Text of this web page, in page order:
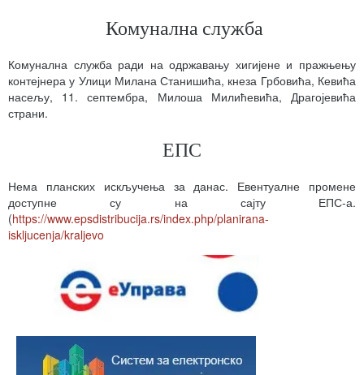
Комунална служба
Комунална служба ради на одржавању хигијене и пражњењу
контејнера у Улици Милана Станишића, кнеза Грбовића, Кевића
насељу, 11. септембра, Милоша Милићевића, Драгојевића
страни.
ЕПС
Нема планских искључења за данас. Евентуалне промене
доступне су на сајту ЕПС-а.
(https://www.epsdistribucija.rs/index.php/planirana-
iskljucenja/kraljevo